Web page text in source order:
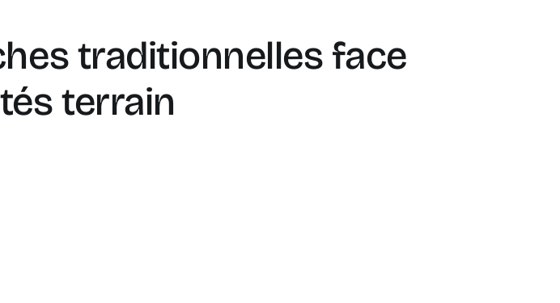
traditionnelles face
terrain